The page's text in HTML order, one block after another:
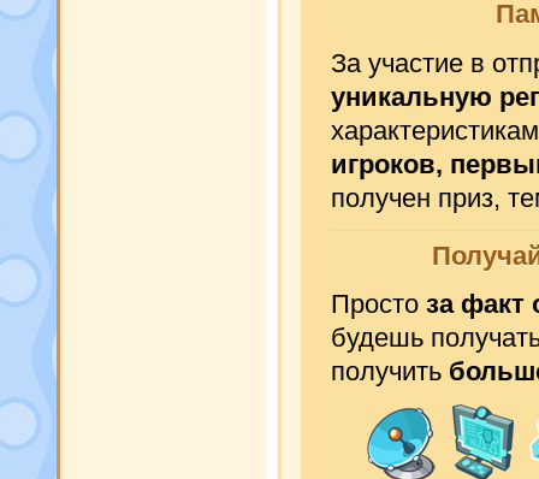
За участие в
уникальную
игроков,
получен приз,
Просто за факт
будешь
получить